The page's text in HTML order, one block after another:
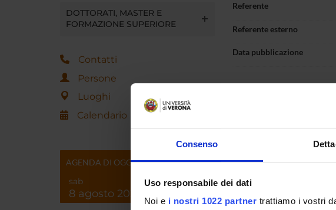
Consenso
Uso responsabile dei dati
Noi e i nostri 1022 partner trattiamo i vostri
DOTTORATI, MASTER E
FORMAZIONE SUPERIORE
Contatti
Persone
Luoghi
Calendario
AGENDA DI OGGI
sab
8 agosto 2026
Referente
Referente esterno
Data pubblicazione